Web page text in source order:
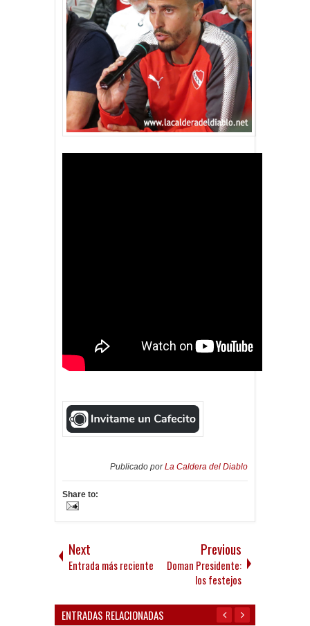
Publicado porLa Caldera del Diablo
Share to:
Next
Entrada más reciente
Previous
Doman Presidente:
los festejos
ENTRADAS RELACIONADAS